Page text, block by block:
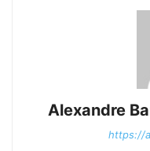
Alexandre
https://